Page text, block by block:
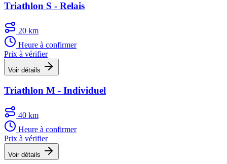
Triathlon S - Relais
20 km
Heure à confirmer
Prix à vérifier
Voir détails
Triathlon M - Individuel
40 km
Heure à confirmer
Prix à vérifier
Voir détails